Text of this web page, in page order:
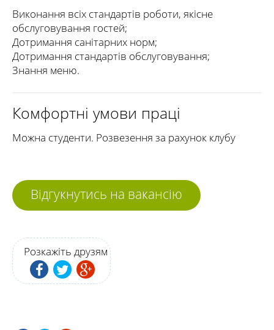
Виконання всіх стандартів роботи, якісне
обслуговування гостей;
Дотримання санітарних норм;
Дотримання стандартів обслуговування;
Знання меню.
Комфортні умови праці
Можна студенти. Розвезення за рахунок клубу
Відгукнутись на вакансію
Розкажіть друзям